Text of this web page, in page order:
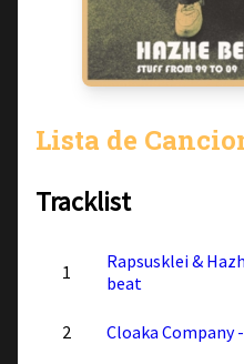
Lista de
Tracklist
1
Rapsusklei &
beat
2 Cloaka Company